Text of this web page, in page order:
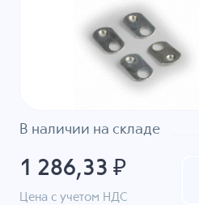
В наличии на складе
1 286,33 ₽
Цена с учетом НДС